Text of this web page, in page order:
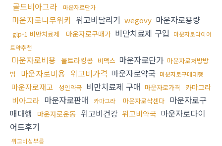
골드비아그라
마운자로단가
마운자로나무위키 위고비달리기 wegovy 마운자로용량
glp-1 비만치료제 마운자로구매가 비만치료제 구입
마운자로다이어
트약추천
마운자로비용 울트라킹콩 비맥스 마운자로단가 마운자로처방방
법
마운자로비용 위고비가격 마운자로약국 마운자로구매대행
마운자로재고 성인약국 비만치료제 구매 마운자로가격 카마그라
비아그라 마운자로판매 카마그라 마운자로삭센다 마운자로구
매대행
마운자로운동 위고비건강 위고비약국 마운자로다이
어트후기
위고비심부름